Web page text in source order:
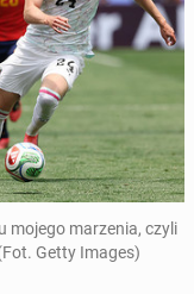
mojego ma­rze­nia, czyli
Getty Images)